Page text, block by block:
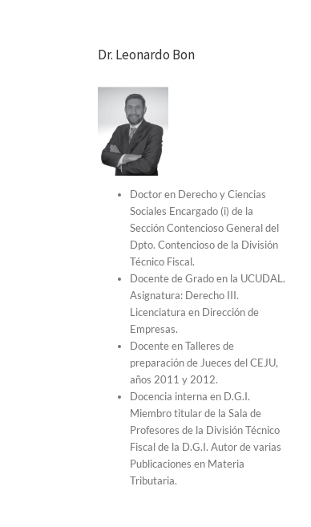
Dr. Leonardo Bon
Doctor en Derecho y Ciencias
Sociales Encargado (i) de la
Sección Contencioso General del
Dpto. Contencioso de la División
Técnico Fiscal.
Docente de Grado en la UCUDAL.
Asignatura: Derecho III.
Licenciatura en Dirección de
Empresas.
Docente en Talleres de
preparación de Jueces del CEJU,
años 2011 y 2012.
Docencia interna en D.G.I.
Miembro titular de la Sala de
Profesores de la División Técnico
Fiscal de la D.G.I. Autor de varias
Publicaciones en Materia
Tributaria.